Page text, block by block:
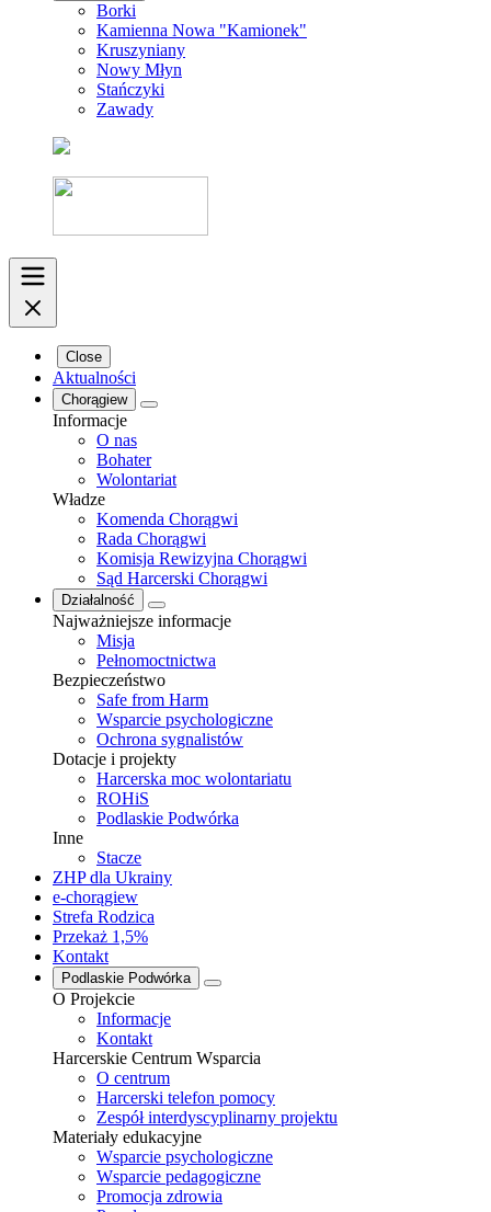
Borki
Kamienna Nowa "Kamionek"
Kruszyniany
Nowy Młyn
Stańczyki
Zawady
Close
Aktualności
Chorągiew
Informacje
O nas
Bohater
Wolontariat
Władze
Komenda Chorągwi
Rada Chorągwi
Komisja Rewizyjna Chorągwi
Sąd Harcerski Chorągwi
Działalność
Najważniejsze informacje
Misja
Pełnomoctnictwa
Bezpieczeństwo
Safe from Harm
Wsparcie psychologiczne
Ochrona sygnalistów
Dotacje i projekty
Harcerska moc wolontariatu
ROHiS
Podlaskie Podwórka
Inne
Stacze
ZHP dla Ukrainy
e-chorągiew
Strefa Rodzica
Przekaż 1,5%
Kontakt
Podlaskie Podwórka
O Projekcie
Informacje
Kontakt
Harcerskie Centrum Wsparcia
O centrum
Harcerski telefon pomocy
Zespół interdyscyplinarny projektu
Materiały edukacyjne
Wsparcie psychologiczne
Wsparcie pedagogiczne
Promocja zdrowia